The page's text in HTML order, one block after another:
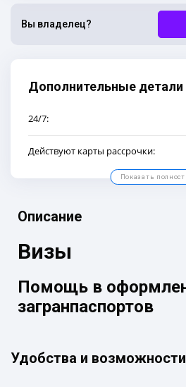
Вы владелец?
Дополнительные детали
24/7:
Действуют карты рассрочки:
Показать
Описание
Визы
Помощь в
загранпаспортов
Удобства и возможности